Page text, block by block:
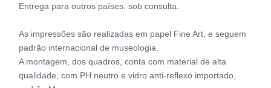
Entrega para outros países, sob consulta.
As impressões são realizadas em papel Fine Art, e seguem
padrão internacional de museologia.
A montagem, dos quadros, conta com material de alta
qualidade, com PH neutro e vidro anti-reflexo importado,